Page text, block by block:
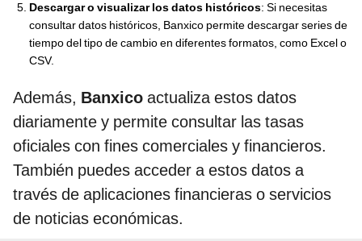
Descargar o visualizar los datos históricos: Si necesitas
consultar datos históricos, Banxico permite descargar series de
tiempo del tipo de cambio en diferentes formatos, como Excel o
CSV.
Además, Banxico actualiza estos datos
diariamente y permite consultar las tasas
oficiales con fines comerciales y financieros.
También puedes acceder a estos datos a
través de aplicaciones financieras o servicios
de noticias económicas.